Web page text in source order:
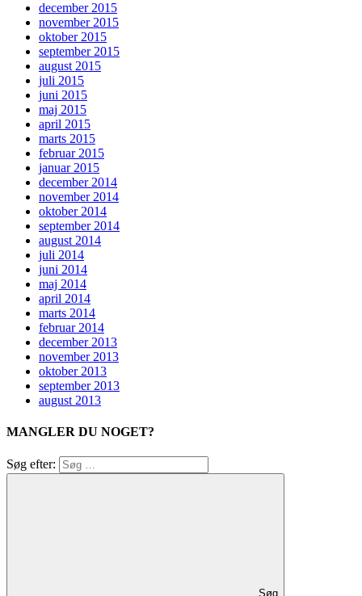
december 2015
november 2015
oktober 2015
september 2015
august 2015
juli 2015
juni 2015
maj 2015
april 2015
marts 2015
februar 2015
januar 2015
december 2014
november 2014
oktober 2014
september 2014
august 2014
juli 2014
juni 2014
maj 2014
april 2014
marts 2014
februar 2014
december 2013
november 2013
oktober 2013
september 2013
august 2013
MANGLER DU NOGET?
Søg efter:
Søg